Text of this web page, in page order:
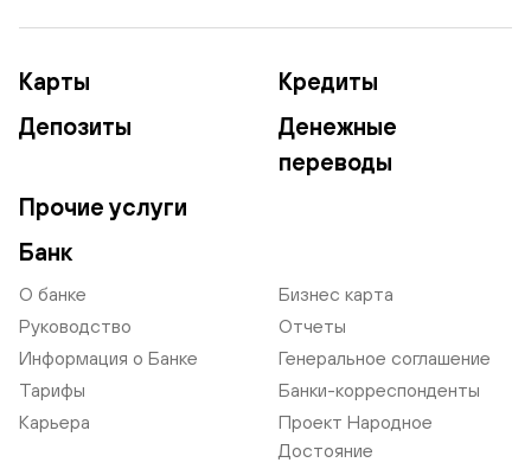
Карты
Кредиты
Депозиты
Денежные
переводы
Прочие услуги
Банк
О банке
Бизнес карта
Руководство
Отчеты
Информация о Банке
Генеральное соглашение
Тарифы
Банки-корреспонденты
Карьера
Проект Народное
Достояние